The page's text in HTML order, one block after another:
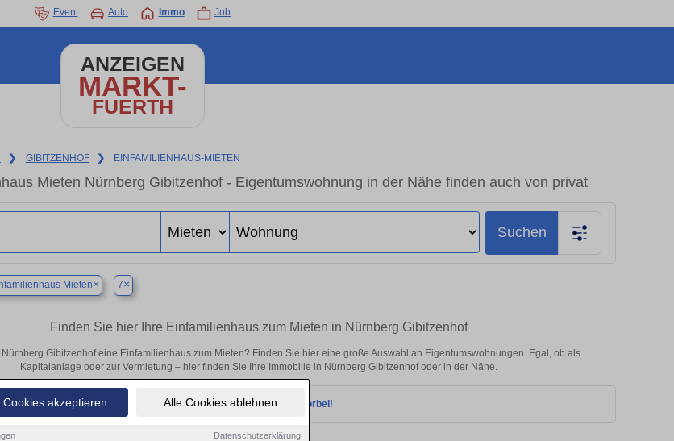
Cookies akzeptieren Alle Cookies ablehnen
Datenschutzerklärung
Event Auto Immo Job
ANZEIGEN
MARKT-
FUERTH
❯ GIBITZENHOF ❯ EINFAMILIENHAUS-MIETEN
Mieten Nürnberg Gibitzenhof - Eigentumswohnung in der Nähe finden auch von privat
Suchen
Mieten× 7×
Finden Sie hier Ihre Einfamilienhaus zum Mieten in Nürnberg Gibitzenhof
Gibitzenhof eine Einfamilienhaus zum Mieten? Finden Sie hier eine große Auswahl an Eigentumswohnungen. Egal, ob als
Kapitalanlage oder zur Vermietung – hier finden Sie Ihre Immobilie in Nürnberg Gibitzenhof oder in der Nähe.
keine passenden Objekte finden. Schauen Sie bald wieder vorbei!